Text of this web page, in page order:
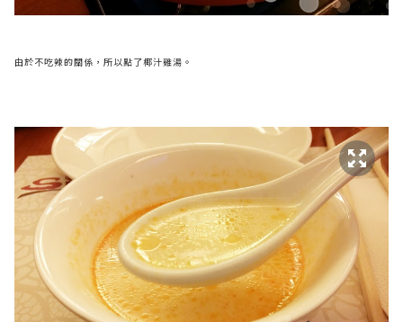
由於不吃辣的關係，所以點了椰汁雞湯。